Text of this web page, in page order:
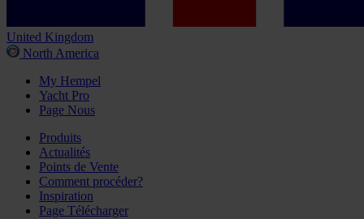
United Kingdom
North America
My Hempel
Yacht Pro
Page Nous
Produits
Actualités
Points de Vente
Comment procéder?
Inspiration
Page Télécharger